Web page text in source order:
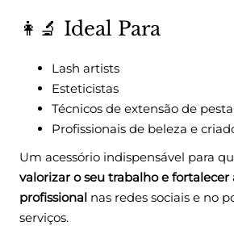
👩‍🔬 Ideal Para
Lash artists
Esteticistas
Técnicos de extensão de
Profissionais de beleza e
Um acessório indispensável para
valorizar o seu trabalho e
profissional nas redes sociais e no
serviços.